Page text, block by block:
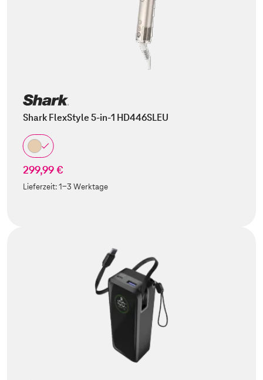
Shark FlexStyle 5-in-1 HD446SLEU
299,99 €
Lieferzeit:1-3 Werktage